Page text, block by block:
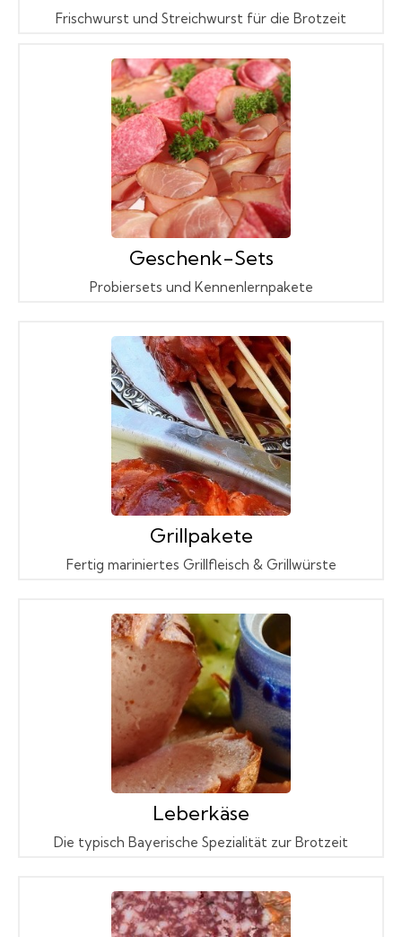
Frischwurst und Streichwurst für die Brotzeit
Geschenk-Sets
Probiersets und Kennenlernpakete
Grillpakete
Fertig mariniertes Grillfleisch & Grillwürste
Leberkäse
Die typisch Bayerische Spezialität zur Brotzeit